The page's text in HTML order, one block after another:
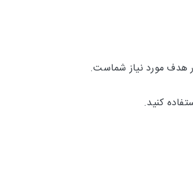
هدف مورد نیاز شماست.
کنید.